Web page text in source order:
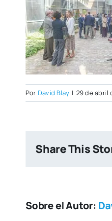
Por David Blay | 29 de abril
Share This
Sobre el Autor: